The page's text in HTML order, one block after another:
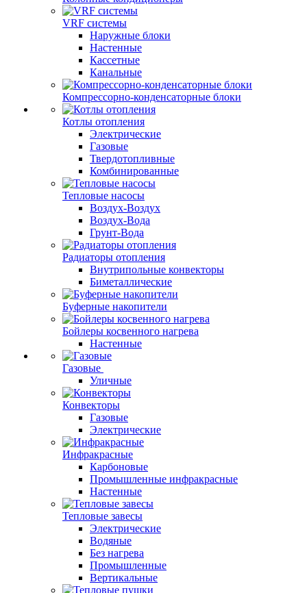
VRF системы
Наружные блоки
Настенные
Кассетные
Канальные
Компрессорно-конденсаторные блоки
Котлы отопления
Электрические
Газовые
Твердотопливные
Комбинированные
Тепловые насосы
Воздух-Воздух
Воздух-Вода
Грунт-Вода
Радиаторы отопления
Внутрипольные конвекторы
Биметаллические
Буферные накопители
Бойлеры косвенного нагрева
Настенные
Газовые
Уличные
Конвекторы
Газовые
Электрические
Инфракрасные
Карбоновые
Промышленные инфракрасные
Настенные
Тепловые завесы
Электрические
Водяные
Без нагрева
Промышленные
Вертикальные